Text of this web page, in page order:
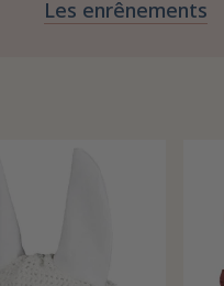
Les enrênements